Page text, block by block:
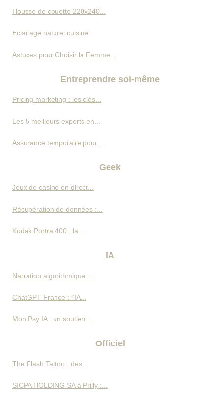
Housse de couette 220x240...
Eclairage naturel cuisine...
Astuces pour Choisir la Femme...
Entreprendre soi-même
Pricing marketing : les clés...
Les 5 meilleurs experts en...
Assurance temporaire pour...
Geek
Jeux de casino en direct...
Récupération de données :...
Kodak Portra 400 : la...
IA
Narration algorithmique :...
ChatGPT France : l’IA...
Mon Psy IA : un soutien...
Officiel
The Flash Tattoo : des...
SICPA HOLDING SA à Prilly :...